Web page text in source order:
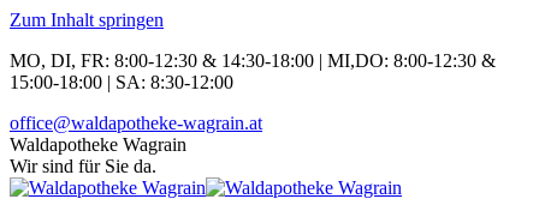
Zum Inhalt springen
MO, DI, FR: 8:00-12:30 & 14:30-18:00 | MI,DO: 8:00-12:30 &
15:00-18:00 | SA: 8:30-12:00
office@waldapotheke-wagrain.at
Waldapotheke Wagrain
Wir sind für Sie da.